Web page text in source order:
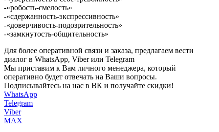
-«робость-смелость»
-«сдержанность-экспрессивность»
-«доверчивость-подозрительность»
-«замкнутость-общительность»
Для более оперативной связи и заказа, предлагаем вести
диалог в WhatsApp, Viber или Telegram
Мы приставим к Вам личного менеджера, который
оперативно будет отвечать на Ваши вопросы.
Подписывайтесь на нас в ВК и получайте скидки!
WhatsApp
Telegram
Viber
MAX